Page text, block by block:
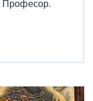
Професор.